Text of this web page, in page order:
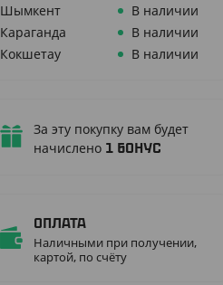
Шымкент
В наличии
Караганда
В наличии
Кокшетау
В наличии
За эту покупку вам будет
начислено 1 бонус
Оплата
Наличными при получении,
картой, по счёту